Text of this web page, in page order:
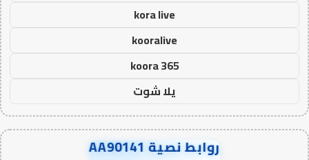
kora live
kooralive
koora 365
يلا شوت
روابط نصية AA90141